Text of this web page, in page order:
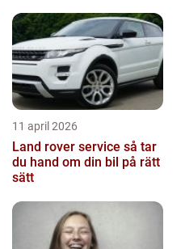
11 april 2026
Land rover service så tar
du hand om din bil på rätt
sätt